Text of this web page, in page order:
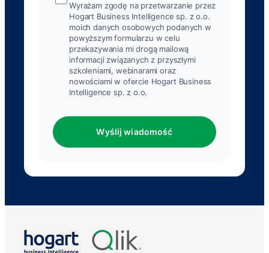
Wyrażam zgodę na przetwarzanie przez
Hogart Business Intelligence sp. z o.o.
moich danych osobowych podanych w
powyższym formularzu w celu
przekazywania mi drogą mailową
informacji związanych z przyszłymi
szkoleniami, webinarami oraz
nowościami w ofercie Hogart Business
Intelligence sp. z o.o.
Wyślij wiadomość